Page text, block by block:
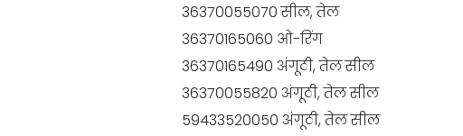
36370055070 सील, तेल
36370165060 ओ-रिंग
36370165490 अंगूठी, तेल सील
36370055820 अंगूठी, तेल सील
59433520050 अंगूठी, तेल सील